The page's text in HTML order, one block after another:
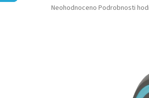
Průměrné
Neohodnoceno Podrobnosti